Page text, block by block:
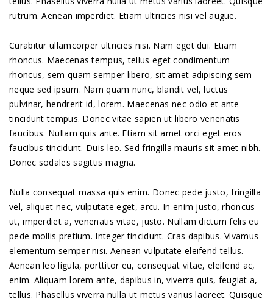
rutrum. Aenean imperdiet. Etiam ultricies nisi vel augue.
Curabitur ullamcorper ultricies nisi. Nam eget dui. Etiam
rhoncus. Maecenas tempus, tellus eget condimentum
rhoncus, sem quam semper libero, sit amet adipiscing sem
neque sed ipsum. Nam quam nunc, blandit vel, luctus
pulvinar, hendrerit id, lorem. Maecenas nec odio et ante
tincidunt tempus. Donec vitae sapien ut libero venenatis
faucibus. Nullam quis ante. Etiam sit amet orci eget eros
faucibus tincidunt. Duis leo. Sed fringilla mauris sit amet nibh.
Donec sodales sagittis magna.
Nulla consequat massa quis enim. Donec pede justo, fringilla
vel, aliquet nec, vulputate eget, arcu. In enim justo, rhoncus
ut, imperdiet a, venenatis vitae, justo. Nullam dictum felis eu
pede mollis pretium. Integer tincidunt. Cras dapibus. Vivamus
elementum semper nisi. Aenean vulputate eleifend tellus.
Aenean leo ligula, porttitor eu, consequat vitae, eleifend ac,
enim. Aliquam lorem ante, dapibus in, viverra quis, feugiat a,
tellus. Phasellus viverra nulla ut metus varius laoreet. Quisque